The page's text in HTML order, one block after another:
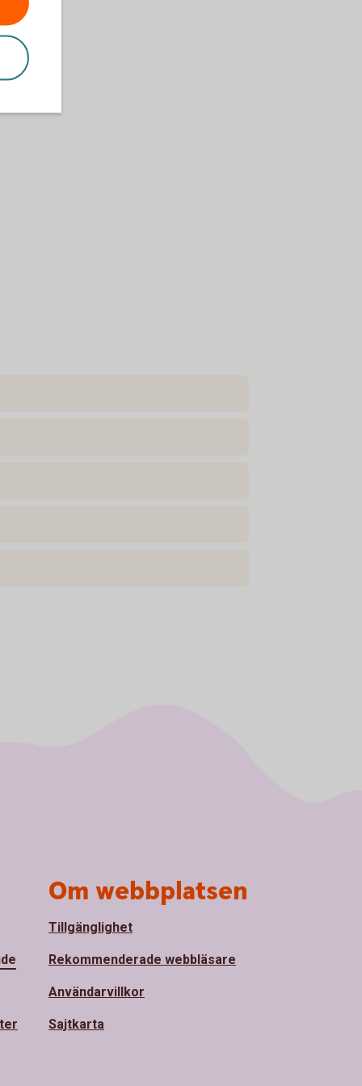
Om webbplatsen
Tillgänglighet
Rekommenderade webbläsare
Användarvillkor
Sajtkarta